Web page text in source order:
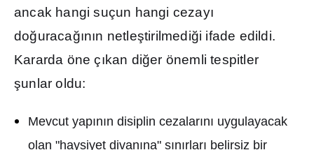
ancak hangi suçun hangi cezayı
doğuracağının netleştirilmediği ifade edildi.
Kararda öne çıkan diğer önemli tespitler
şunlar oldu:
Mevcut yapının disiplin cezalarını uygulayacak
olan "haysiyet divanına" sınırları belirsiz bir